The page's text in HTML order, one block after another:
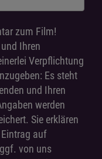
zum Film!
Ihren
Verpflichtung
Es steht
und Ihren
werden
Sie erklären
auf
von uns